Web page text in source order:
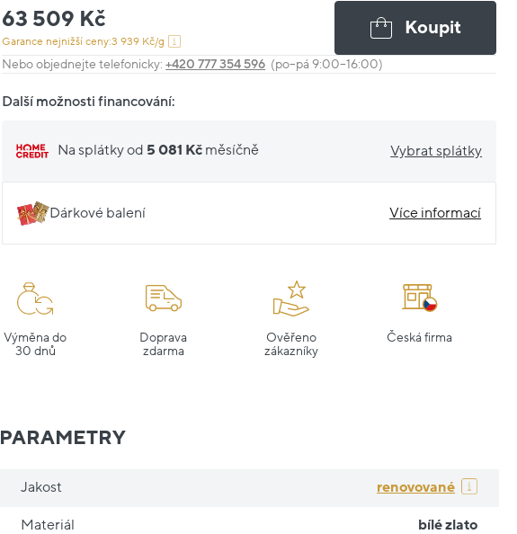
63 509 Kč
Garance nejnižší ceny:3 939 Kč/g
Koupit
Nebo objednejte telefonicky:+420 777 354 596 (po–pá 9:00–16:00)
Další možnosti financování:
Na splátky od 5 081 Kč měsíčně Vybrat splátky
Dárkové balení Více informací
Výměna do
30 dnů
Doprava
zdarma
Ověřeno
zákazníky
Česká firma
PARAMETRY
Jakost renovované
Materiál bílé zlato